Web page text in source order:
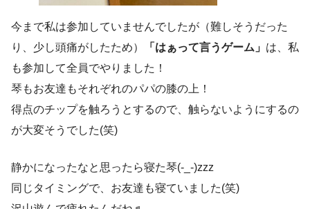
今まで私は参加していませんでしたが（難しそうだった
り、少し頭痛がしたため）
「はぁって言うゲーム」 は、私
も参加して全員でやりました！
琴もお友達もそれぞれのパパの膝の上！
得点のチップを触ろうとするので、触らないようにするの
が大変そうでした(笑)
静かになったなと思ったら寝た琴(-_-)zzz
同じタイミングで、お友達も寝ていました(笑)